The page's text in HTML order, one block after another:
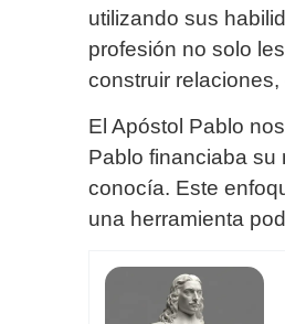
utilizando sus
profesión no solo
construir
El Apóstol Pablo
Pablo financiaba su
conocía. Este
una herramienta